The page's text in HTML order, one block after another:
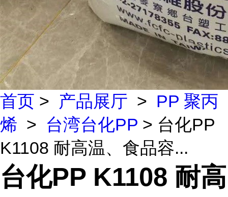
首页 > 产品展厅 > PP 聚丙
烯 > 台湾台化PP > 台化PP
K1108 耐高温、食品容...
台化PP K1108 耐高